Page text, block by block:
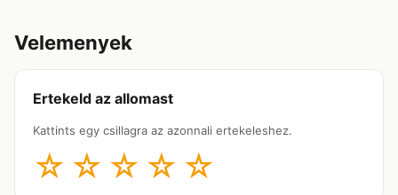
Velemenyek
Ertekeld az allomast
Kattints egy csillagra az azonnali ertekeleshez.
☆ ☆ ☆ ☆ ☆